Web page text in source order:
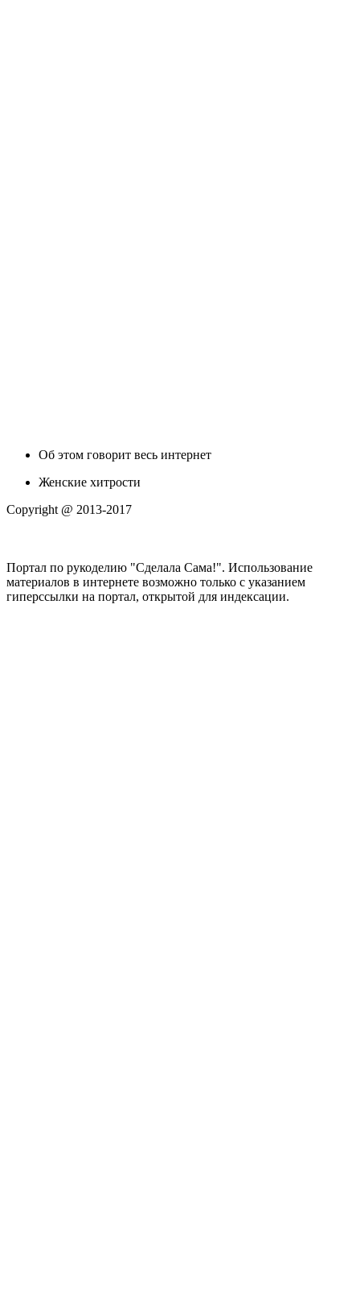
Об этом говорит весь интернет
Женские хитрости
Copyright @ 2013-2017
Портал по рукоделию "Сделала Сама!". Использование
материалов в интернете возможно только с указанием
гиперссылки на портал, открытой для индексации.